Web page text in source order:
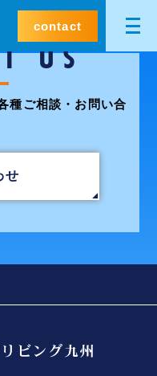
contact
US
種ご相談・お問い合
せ